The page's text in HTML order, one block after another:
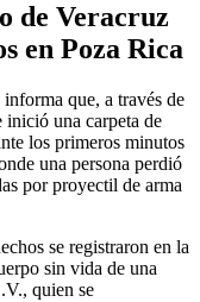
de Veracruz
en Poza Rica
que, a través de
una carpeta de
los primeros minutos
una persona perdió
por proyectil de arma
se registraron en la
sin vida de una
quien se